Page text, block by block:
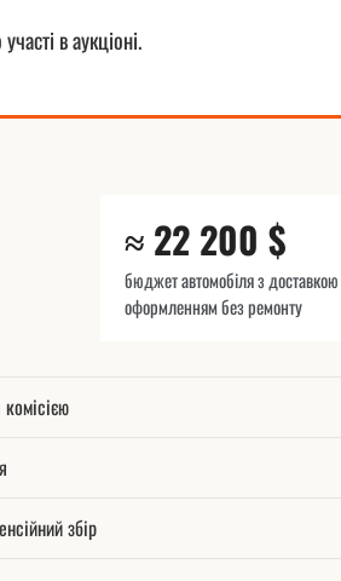
в аукціоні.
≈ 22 200 $
бюджет автомобіля з доставкою
оформленням без ремонту
збір